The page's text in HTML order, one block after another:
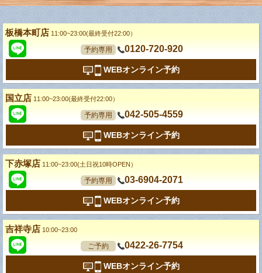
板橋本町店 11:00~23:00(最終受付22:00）
予約専用 0120-720-920
WEBオンライン予約
国立店 11:00~23:00(最終受付22:00）
予約専用 042-505-4559
WEBオンライン予約
下赤塚店 11:00~23:00(土日祝10時OPEN）
予約専用 03-6904-2071
WEBオンライン予約
吉祥寺店 10:00~23:00
ご予約 0422-26-7754
WEBオンライン予約